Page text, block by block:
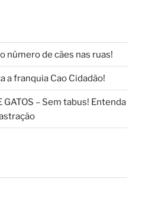
número de cães nas ruas!
a franquia Cao Cidadão!
GATOS – Sem tabus! Entenda